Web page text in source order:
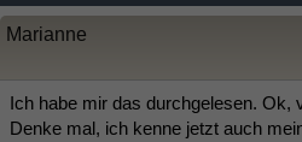
Marianne
Ich habe mir das durchgelesen. Ok,
Denke mal, ich kenne jetzt auch